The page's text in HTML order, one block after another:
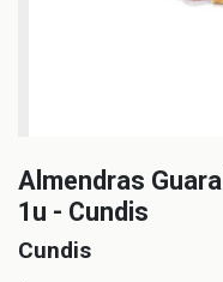
Almendras
1u - Cundis
Cundis